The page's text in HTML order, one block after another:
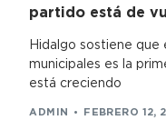
partido está de
Hidalgo sostiene que
municipales es la
está creciendo
ADMIN FEBRERO 12,